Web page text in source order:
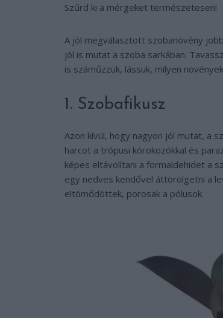
Szűrd ki a mérgeket természetesen!
A jól megválasztott szobanövény
jól is mutat a szoba sarkában.
is száműzzük, lássuk, milyen
1. Szobafikusz
Azon kívül, hogy nagyon jól mutat, a
harcot a trópusi kórokozókkal és
képes eltávolítani a formaldehidet a
egy nedves kendővel áttörölgetni a
eltömődöttek, porosak a pólusok.